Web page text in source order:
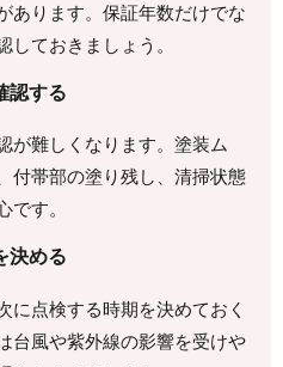
あります。保証年数だけでな
しておきましょう。
認する
が難しくなります。塗装ム
付帯部の塗り残し、清掃状態
す。
決める
に点検する時期を決めておく
台風や紫外線の影響を受けや